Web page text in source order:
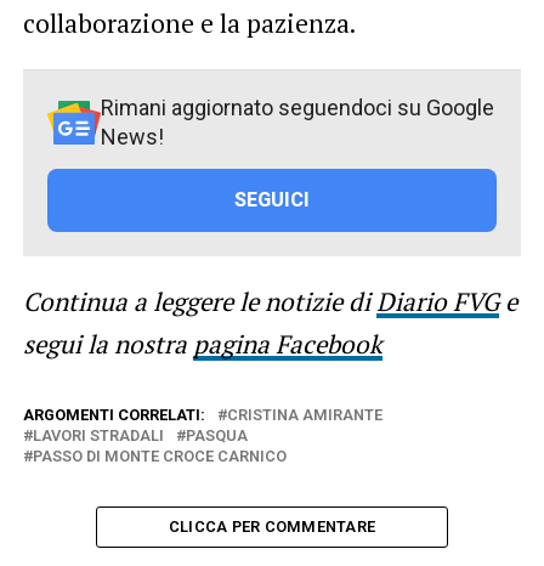
collaborazione e la pazienza.
Rimani aggiornato seguendoci su Google
News!
SEGUICI
Continua a leggere le notizie diDiario FVGe
segui la nostra pagina Facebook
ARGOMENTI CORRELATI:
CRISTINA AMIRANTE
LAVORI STRADALI
PASQUA
PASSO DI MONTE CROCE CARNICO
CLICCA PER COMMENTARE